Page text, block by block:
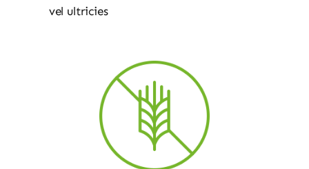
vel ultricies